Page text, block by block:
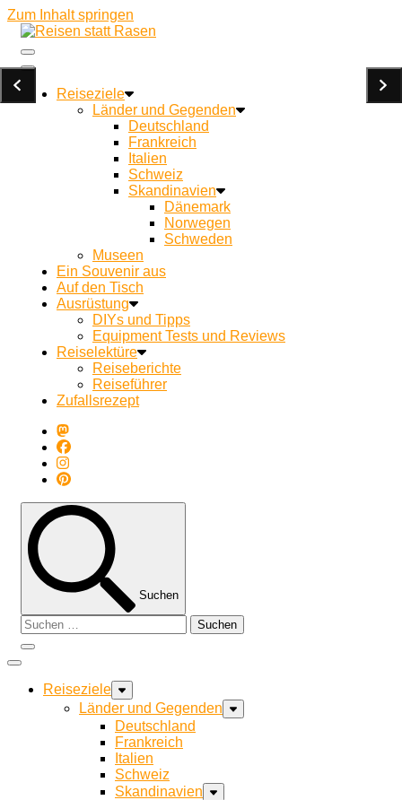
Zum Inhalt springen
Reisen statt Rasen
Reiseziele
Länder und Gegenden
Deutschland
Frankreich
Italien
Schweiz
Skandinavien
Dänemark
Norwegen
Schweden
Museen
Ein Souvenir aus
Auf den Tisch
Ausrüstung
DIYs und Tipps
Equipment Tests und Reviews
Reiselektüre
Reiseberichte
Reiseführer
Zufallsrezept
Suchen
Suchen
nach:
Reiseziele
Länder und Gegenden
Deutschland
Frankreich
Italien
Schweiz
Skandinavien